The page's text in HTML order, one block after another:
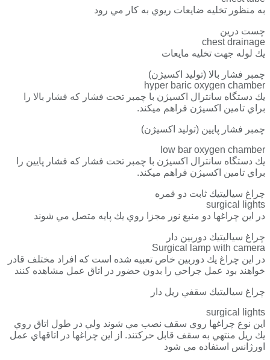
به منظور تخليه ضايعات ريوي به كار مي رود
چست درين
chest drainage
يك لوله جهت تخليه مايعات
چمبر فشار بالا (توليد اكسيژن)
hyper baric oxygen chamber
يك دستگاه سانترال اكسيژن با چمبر تحت فشار كه فشار بالا را
براي تامين اكسيژن فراهم ميكند.
چمبر فشار پايين (توليد اكسيژن)
low bar oxygen chamber
يك دستگاه سانترال اكسيژن با چمبر تحت فشار كه فشار پايين را
براي تامين اكسيژن فراهم ميكند.
چراغ سياليتيك ثابت دو قمره
surgical lights
در اين چراغها دو منبع نور مجزا روي يك پايه متصل مي شوند
چراغ سياليتيك دوربين دار
Surgical lamp with camera
در اين چراغ يك دوربين خاص تعبيه شده است كه افراد مختلف قادر
خواهند بود عمل جراحي را بدون حضور در اتاق عمل مشاهده كنند
چراغ سياليتيك سقفي ريل دار
surgical lights
اين نوع چراغها روي سقف نصب مي شوند ولي در طول اتاق روي
يك ريل منتهي به سقف قابل حركتند. از اين چراغها در اتاقهاي عمل
اورژانس استفاده مي شود